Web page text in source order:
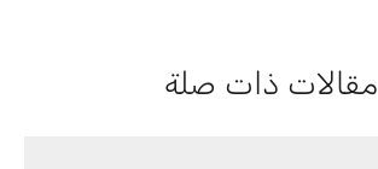
مقالات ذات صلة